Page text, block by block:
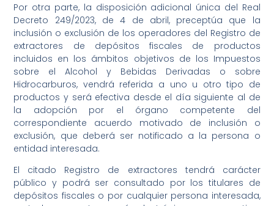
Por otra parte, la disposición adicional única del Real
Decreto 249/2023, de 4 de abril, preceptúa que la
inclusión o exclusión de los operadores del Registro de
extractores de depósitos fiscales de productos
incluidos en los ámbitos objetivos de los Impuestos
sobre el Alcohol y Bebidas Derivadas o sobre
Hidrocarburos, vendrá referida a uno u otro tipo de
productos y será efectiva desde el día siguiente al de
la adopción por el órgano competente del
correspondiente acuerdo motivado de inclusión o
exclusión, que deberá ser notificado a la persona o
entidad interesada.
El citado Registro de extractores tendrá carácter
público y podrá ser consultado por los titulares de
depósitos fiscales o por cualquier persona interesada,